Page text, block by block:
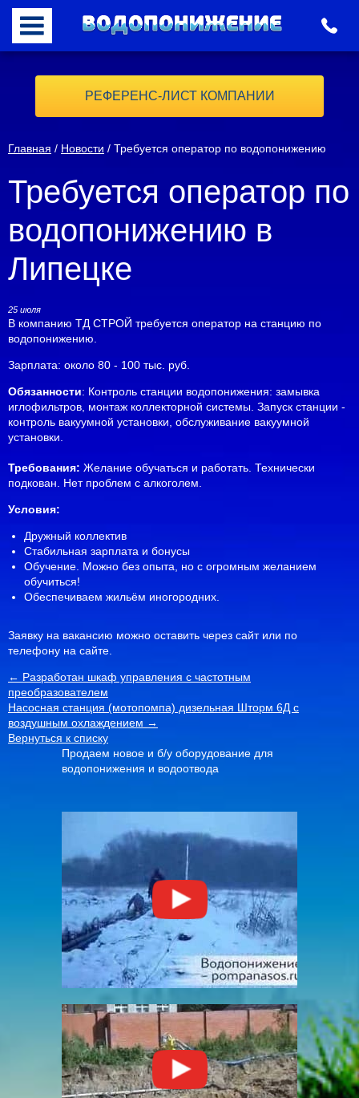
РЕФЕРЕНС-ЛИСТ КОМПАНИИ
Главная / Новости / Требуется оператор по водопонижению
Требуется оператор по
водопонижению в
Липецке
25 июля
В компанию ТД СТРОЙ требуется оператор на станцию по
водопонижению.
Зарплата: около 80 - 100 тыс. руб.
Обязанности: Контроль станции водопонижения: замывка
иглофильтров, монтаж коллекторной системы. Запуск станции -
контроль вакуумной установки, обслуживание вакуумной
установки.
Требования: Желание обучаться и работать. Технически
подкован. Нет проблем с алкоголем.
Условия:
Дружный коллектив
Стабильная зарплата и бонусы
Обучение. Можно без опыта, но с огромным желанием
обучиться!
Обеспечиваем жильём иногородних.
Заявку на вакансию можно оставить через сайт или по
телефону на сайте.
← Разработан шкаф управления с частотным
преобразователем
Насосная станция (мотопомпа) дизельная Шторм 6Д с
воздушным охлаждением →
Вернуться к списку
Продаем новое и б/у оборудование для
водопонижения и водоотвода